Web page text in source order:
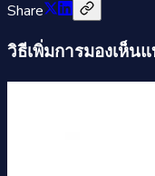
Share
วิธีเพิ่มการมองเห็น